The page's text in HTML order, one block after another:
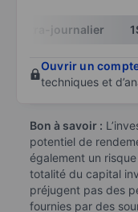
Intra-journalier
Ouvrir un
techniques et
Bon à savoir :
potentiel de
également un
totalité du capital
préjugent pas des
fournies par des